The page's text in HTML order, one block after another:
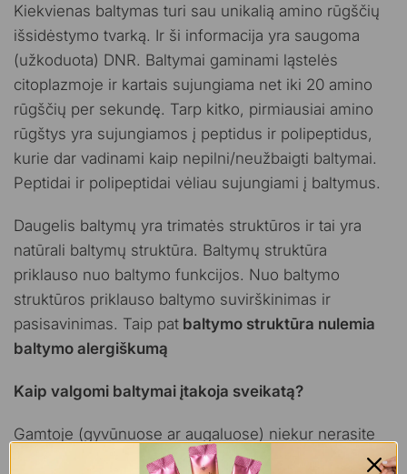
Kiekvienas baltymas turi sau unikalią amino rūgščių
išsidėstymo tvarką. Ir ši informacija yra saugoma
(užkoduota) DNR. Baltymai gaminami ląstelės
citoplazmoje ir kartais sujungiama net iki 20 amino
rūgščių per sekundę. Tarp kitko, pirmiausiai amino
rūgštys yra sujungiamos į peptidus ir polipeptidus,
kurie dar vadinami kaip nepilni/neužbaigti baltymai.
Peptidai ir polipeptidai vėliau sujungiami į baltymus.
Daugelis baltymų yra trimatės struktūros ir tai yra
natūrali baltymų struktūra. Baltymų struktūra
priklauso nuo baltymo funkcijos. Nuo baltymo
struktūros priklauso baltymo suvirškinimas ir
pasisavinimas. Taip pat baltymo struktūra nulemia
baltymo alergiškumą
Kaip valgomi baltymai įtakoja sveikatą?
Gamtoje (gyvūnuose ar augaluose) niekur nerasite
gryno baltymo. Baltymas visada yra apsuptas arba